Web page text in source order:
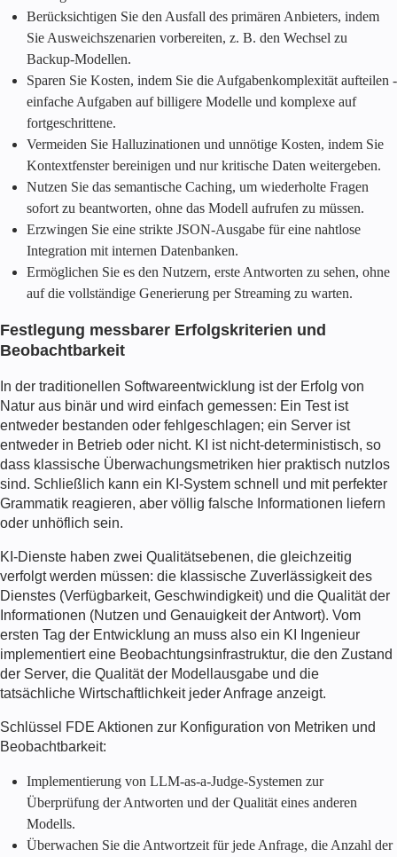
Berücksichtigen Sie den Ausfall des primären Anbieters, indem
Sie Ausweichszenarien vorbereiten, z. B. den Wechsel zu
Backup-Modellen.
Sparen Sie Kosten, indem Sie die Aufgabenkomplexität aufteilen -
einfache Aufgaben auf billigere Modelle und komplexe auf
fortgeschrittene.
Vermeiden Sie Halluzinationen und unnötige Kosten, indem Sie
Kontextfenster bereinigen und nur kritische Daten weitergeben.
Nutzen Sie das semantische Caching, um wiederholte Fragen
sofort zu beantworten, ohne das Modell aufrufen zu müssen.
Erzwingen Sie eine strikte JSON-Ausgabe für eine nahtlose
Integration mit internen Datenbanken.
Ermöglichen Sie es den Nutzern, erste Antworten zu sehen, ohne
auf die vollständige Generierung per Streaming zu warten.
Festlegung messbarer Erfolgskriterien und
Beobachtbarkeit
In der traditionellen Softwareentwicklung ist der Erfolg von
Natur aus binär und wird einfach gemessen: Ein Test ist
entweder bestanden oder fehlgeschlagen; ein Server ist
entweder in Betrieb oder nicht. KI ist nicht-deterministisch, so
dass klassische Überwachungsmetriken hier praktisch nutzlos
sind. Schließlich kann ein KI-System schnell und mit perfekter
Grammatik reagieren, aber völlig falsche Informationen liefern
oder unhöflich sein.
KI-Dienste haben zwei Qualitätsebenen, die gleichzeitig
verfolgt werden müssen: die klassische Zuverlässigkeit des
Dienstes (Verfügbarkeit, Geschwindigkeit) und die Qualität der
Informationen (Nutzen und Genauigkeit der Antwort). Vom
ersten Tag der Entwicklung an muss also ein KI Ingenieur
implementiert eine Beobachtungsinfrastruktur, die den Zustand
der Server, die Qualität der Modellausgabe und die
tatsächliche Wirtschaftlichkeit jeder Anfrage anzeigt.
Schlüssel FDE Aktionen zur Konfiguration von Metriken und
Beobachtbarkeit:
Implementierung von LLM-as-a-Judge-Systemen zur
Überprüfung der Antworten und der Qualität eines anderen
Modells.
Überwachen Sie die Antwortzeit für jede Anfrage, die Anzahl der